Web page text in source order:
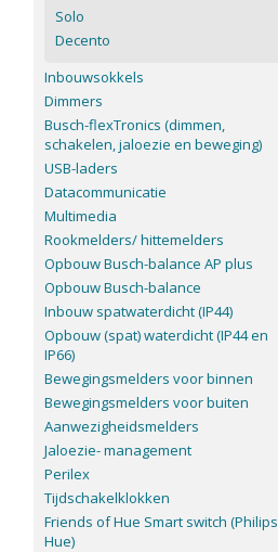
Solo
Decento
Inbouwsokkels
Dimmers
Busch-flexTronics (dimmen,
schakelen, jaloezie en beweging)
USB-laders
Datacommunicatie
Multimedia
Rookmelders/ hittemelders
Opbouw Busch-balance AP plus
Opbouw Busch-balance
Inbouw spatwaterdicht (IP44)
Opbouw (spat) waterdicht (IP44 en
IP66)
Bewegingsmelders voor binnen
Bewegingsmelders voor buiten
Aanwezigheidsmelders
Jaloezie- management
Perilex
Tijdschakelklokken
Friends of Hue Smart switch (Philips
Hue)